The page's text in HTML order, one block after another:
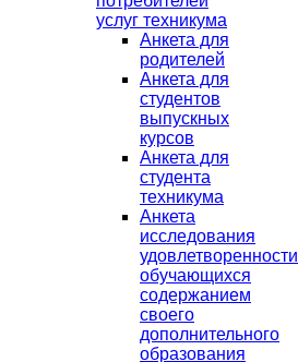
услуг техникума
Анкета для
родителей
Анкета для
студентов
выпускных
курсов
Анкета для
студента
техникума
Анкета
исследования
удовлетворенности
обучающихся
содержанием
своего
дополнительного
образования